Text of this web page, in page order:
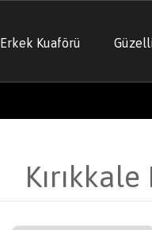
Erkek Kuaförü